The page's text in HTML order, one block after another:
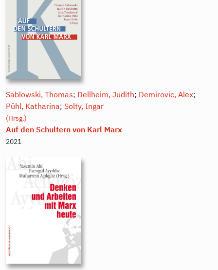
Sablowski, Thomas; Dellheim, Judith; Demirovic, Alex;
Pühl, Katharina; Solty, Ingar
(Hrsg.)
Auf den Schultern von Karl Marx
2021